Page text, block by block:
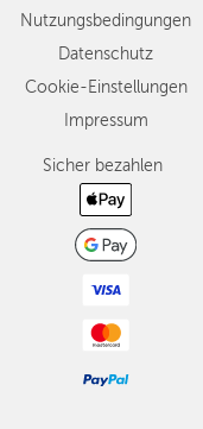
Nutzungsbedingungen
Datenschutz
Cookie-Einstellungen
Impressum
Sicher bezahlen